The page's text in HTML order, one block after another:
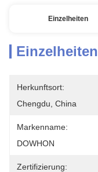
Einzelheiten
Einzelheiten
Herkunftsort:
Chengdu, China
Markenname:
DOWHON
Zertifizierung: